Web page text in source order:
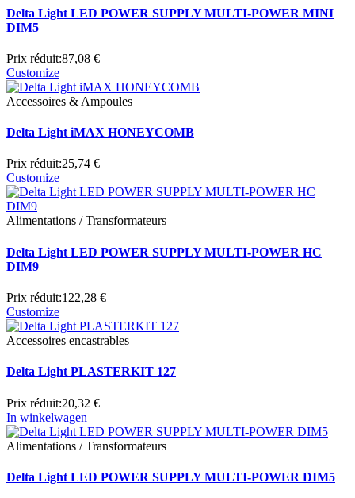
Delta Light LED POWER SUPPLY MULTI-POWER MINI
DIM5
Prix réduit:87,08 €
Customize
Accessoires & Ampoules
Delta Light iMAX HONEYCOMB
Prix réduit:25,74 €
Customize
Alimentations / Transformateurs
Delta Light LED POWER SUPPLY MULTI-POWER HC
DIM9
Prix réduit:122,28 €
Customize
Accessoires encastrables
Delta Light PLASTERKIT 127
Prix réduit:20,32 €
In winkelwagen
Alimentations / Transformateurs
Delta Light LED POWER SUPPLY MULTI-POWER DIM5